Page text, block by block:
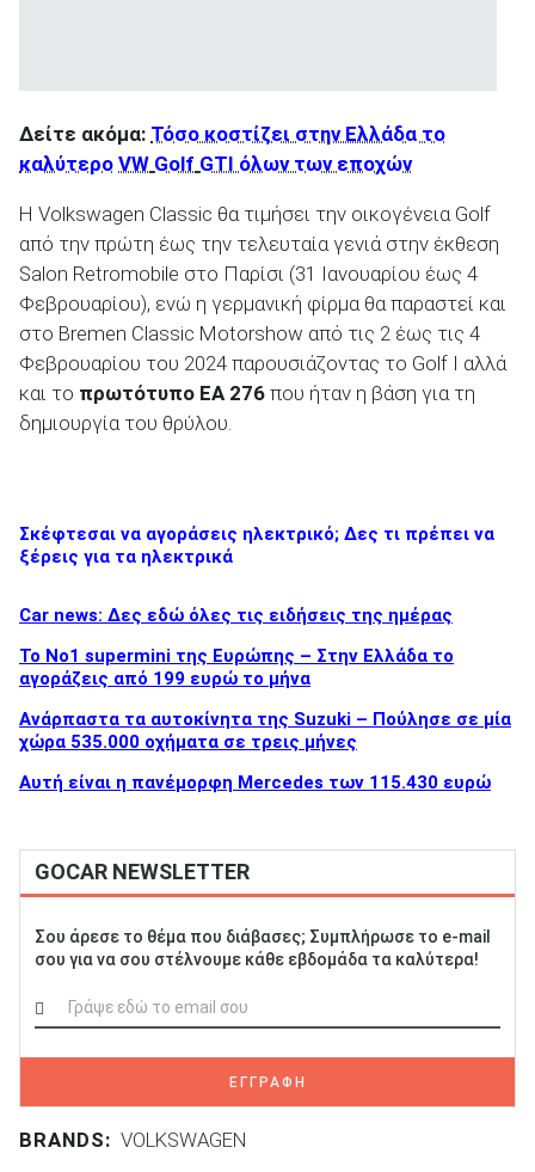
Δείτε ακόμα: Τόσο κοστίζει στην Ελλάδα το
καλύτερο VW Golf GTI όλων των εποχών
Η Volkswagen Classic θα τιμήσει την οικογένεια Golf
από την πρώτη έως την τελευταία γενιά στην έκθεση
Salon Retromobile στο Παρίσι (31 Ιανουαρίου έως 4
Φεβρουαρίου), ενώ η γερμανική φίρμα θα παραστεί και
στο Bremen Classic Motorshow από τις 2 έως τις 4
Φεβρουαρίου του 2024 παρουσιάζοντας το Golf I αλλά
και το πρωτότυπο EA 276 που ήταν η βάση για τη
δημιουργία του θρύλου.
Σκέφτεσαι να αγοράσεις ηλεκτρικό; Δες τι πρέπει να
ξέρεις για τα ηλεκτρικά
Car news: Δες εδώ όλες τις ειδήσεις της ημέρας
Το No1 supermini της Ευρώπης – Στην Ελλάδα το
αγοράζεις από 199 ευρώ το μήνα
Ανάρπαστα τα αυτοκίνητα της Suzuki – Πούλησε σε μία
χώρα 535.000 οχήματα σε τρεις μήνες
Αυτή είναι η πανέμορφη Mercedes των 115.430 ευρώ
GOCAR NEWSLETTER
Σου άρεσε το θέμα που διάβασες; Συμπλήρωσε το e-mail
σου για να σου στέλνουμε κάθε εβδομάδα τα καλύτερα!
ΕΓΓΡΑΦΗ
BRANDS: VOLKSWAGEN